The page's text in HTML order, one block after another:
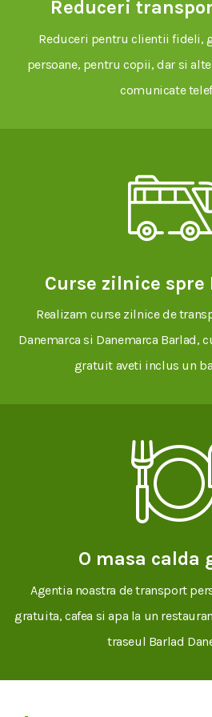
Reduceri
Reduceri pentru clientii fideli,
persoane, pentru copii, dar si
comunicate
Curse zilnice spre
Realizam curse zilnice de
Danemarca si Danemarca Barlad,
gratuit aveti inclus un
O masa calda
Agentia noastra de transport
gratuita, cafea si apa la un
traseul Barlad